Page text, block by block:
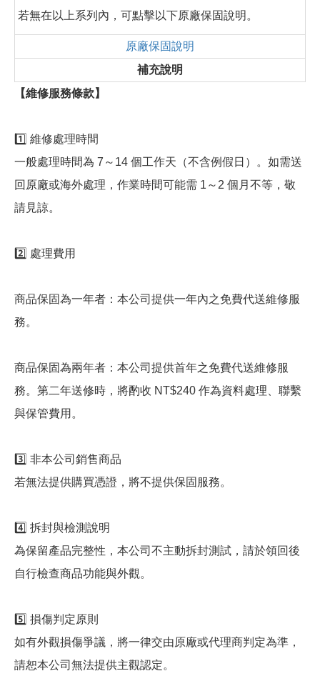
若無在以上系列內，可點擊以下原廠保固說明。
原廠保固說明
補充說明
【維修服務條款】
1️⃣ 維修處理時間
一般處理時間為 7～14 個工作天（不含例假日）。如需送
回原廠或海外處理，作業時間可能需 1～2 個月不等，敬
請見諒。
2️⃣ 處理費用
商品保固為一年者：本公司提供一年內之免費代送維修服
務。
商品保固為兩年者：本公司提供首年之免費代送維修服
務。第二年送修時，將酌收 NT$240 作為資料處理、聯繫
與保管費用。
3️⃣ 非本公司銷售商品
若無法提供購買憑證，將不提供保固服務。
4️⃣ 拆封與檢測說明
為保留產品完整性，本公司不主動拆封測試，請於領回後
自行檢查商品功能與外觀。
5️⃣ 損傷判定原則
如有外觀損傷爭議，將一律交由原廠或代理商判定為準，
請恕本公司無法提供主觀認定。